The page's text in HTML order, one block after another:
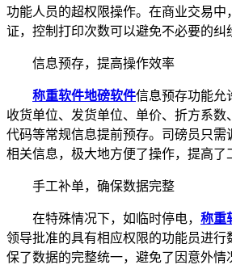
功能人员的超权限操作。在商业交易中
证，控制打印次数可以避免不必要的纠
信息预存，提高操作效率
称重软件地磅软件信息预存功能允
收货单位、发货单位、单价、折方系数
代码等常规信息提前预存。司磅员只需
相关信息，极大地方便了操作，提高了
手工补单，确保数据完整
在特殊情况下，如临时停电， 称重
领导批准的具有相应权限的功能员进行
保了数据的完整统一，避免了因意外情